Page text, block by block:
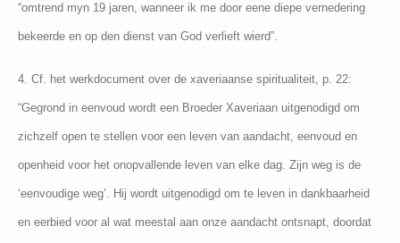
“omtrend myn 19 jaren, wanneer ik me door eene diepe vernedering
bekeerde en op den dienst van God verlieft wierd”.
4. Cf. het werkdocument over de xaveriaanse spiritualiteit, p. 22:
“Gegrond in eenvoud wordt een Broeder Xaveriaan uitgenodigd om
zichzelf open te stellen voor een leven van aandacht, eenvoud en
openheid voor het onopvallende leven van elke dag. Zijn weg is de
‘eenvoudige weg’. Hij wordt uitgenodigd om te leven in dankbaarheid
en eerbied voor al wat meestal aan onze aandacht ontsnapt, doordat